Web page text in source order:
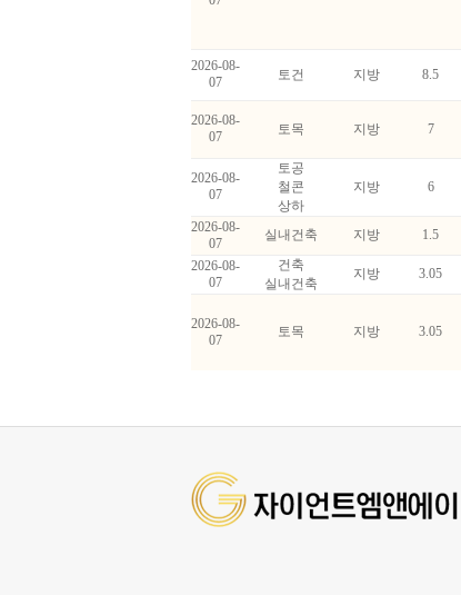
2026-08-
07
토건 지방 8.5
2026-08-
07
토목 지방 7
2026-08-
07
토공
철콘
상하
지방 6
2026-08-
07
실내건축 지방 1.5
2026-08-
07
건축
실내건축
지방 3.05
2026-08-
07
토목 지방 3.05